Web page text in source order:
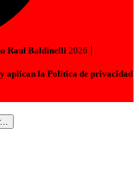
Raul Baldinelli 2026 |
aplican la Política de privacidad